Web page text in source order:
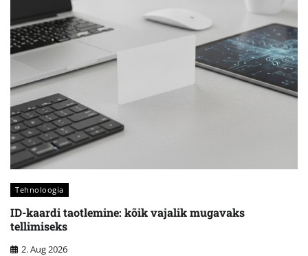
Tehnoloogia
ID-kaardi taotlemine: kõik vajalik mugavaks
tellimiseks
2. Aug 2026